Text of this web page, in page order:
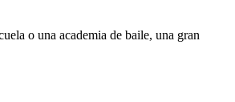
o una academia de baile, una gran